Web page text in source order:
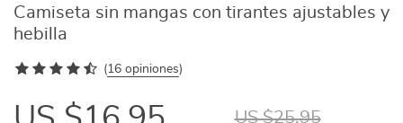
Camiseta sin mangas con tirantes ajustables y
hebilla
(16 opiniones)
US $25.95